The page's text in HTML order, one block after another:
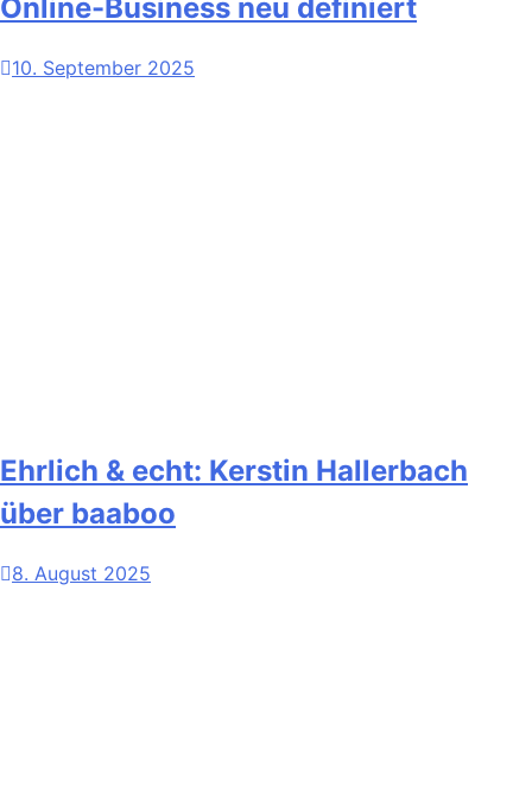
Online-Business neu definiert
10. September 2025
Ehrlich & echt: Kerstin Hallerbach
über baaboo
8. August 2025